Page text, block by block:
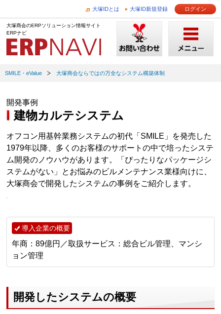
大塚IDとは 大塚ID新規登録 ログイン
大塚商会のERPソリューション情報サイト
ERPナビ
SMILE・eValue 大塚商会ならではの万全なシステム構築体制
開発事例
建物カルテシステム
オフコン用基幹業務システムの初代「SMILE」を発売した
1979年以降、多くのお客様のサポートの中で培ったシステ
ム開発のノウハウがあります。「ぴったりなパッケージシ
ステムがない」とお悩みのビルメンテナンス業様向けに、
大塚商会で開発したシステムの事例をご紹介します。
導入企業の概要
年商：89億円／取扱サービス：総合ビル管理、マンシ
ョン管理
開発したシステムの概要